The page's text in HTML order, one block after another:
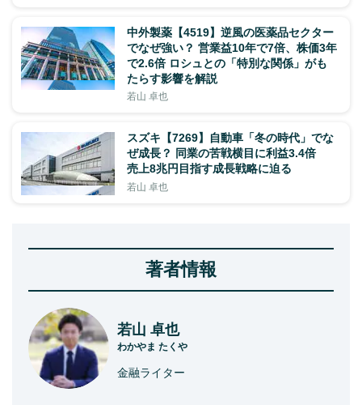
中外製薬【4519】逆風の医薬品セクター
でなぜ強い？ 営業益10年で7倍、株価3年
で2.6倍 ロシュとの「特別な関係」がも
たらす影響を解説
若山 卓也
スズキ【7269】自動車「冬の時代」でな
ぜ成長？ 同業の苦戦横目に利益3.4倍
売上8兆円目指す成長戦略に迫る
若山 卓也
著者情報
若山 卓也
わかやま たくや
金融ライター